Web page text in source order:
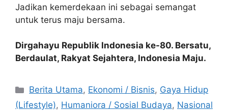
Jadikan kemerdekaan ini sebagai semangat
untuk terus maju bersama.
Dirgahayu Republik Indonesia ke-80. Bersatu,
Berdaulat, Rakyat Sejahtera, Indonesia Maju.
C
a
Berita Utama, Ekonomi / Bisnis, Gaya Hidup
(Lifestyle), Humaniora / Sosial Budaya, Nasional